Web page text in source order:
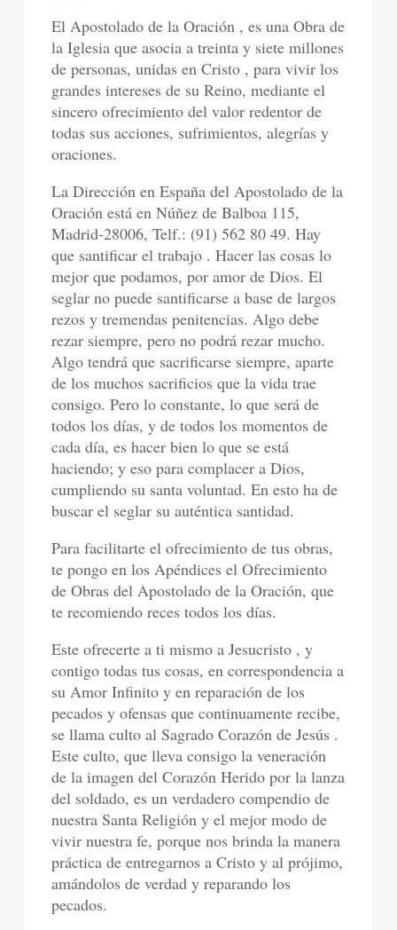
El Apostolado de la Oración , es una Obra de
la Iglesia que asocia a treinta y siete millones
de personas, unidas en Cristo , para vivir los
grandes intereses de su Reino, mediante el
sincero ofrecimiento del valor redentor de
todas sus acciones, sufrimientos, alegrías y
oraciones.
La Dirección en España del Apostolado de la
Oración está en Núñez de Balboa 115,
Madrid-28006, Telf.: (91) 562 80 49. Hay
que santificar el trabajo . Hacer las cosas lo
mejor que podamos, por amor de Dios. El
seglar no puede santificarse a base de largos
rezos y tremendas penitencias. Algo debe
rezar siempre, pero no podrá rezar mucho.
Algo tendrá que sacrificarse siempre, aparte
de los muchos sacrificios que la vida trae
consigo. Pero lo constante, lo que será de
todos los días, y de todos los momentos de
cada día, es hacer bien lo que se está
haciendo; y eso para complacer a Dios,
cumpliendo su santa voluntad. En esto ha de
buscar el seglar su auténtica santidad.
Para facilitarte el ofrecimiento de tus obras,
te pongo en los Apéndices el Ofrecimiento
de Obras del Apostolado de la Oración, que
te recomiendo reces todos los días.
Este ofrecerte a ti mismo a Jesucristo , y
contigo todas tus cosas, en correspondencia a
su Amor Infinito y en reparación de los
pecados y ofensas que continuamente recibe,
se llama culto al Sagrado Corazón de Jesús .
Este culto, que lleva consigo la veneración
de la imagen del Corazón Herido por la lanza
del soldado, es un verdadero compendio de
nuestra Santa Religión y el mejor modo de
vivir nuestra fe, porque nos brinda la manera
práctica de entregarnos a Cristo y al prójimo,
amándolos de verdad y reparando los
pecados.